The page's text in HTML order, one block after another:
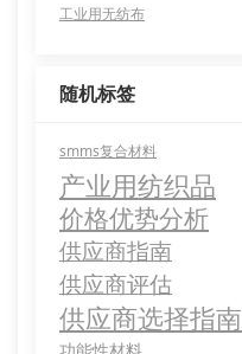
工业用无纺布
随机标签
smms复合材料
产业用纺织品
价格优势分析
供应商指南
供应商评估
供应商选择指南